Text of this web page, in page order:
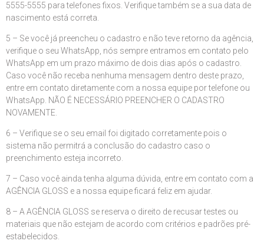
5555-5555 para telefones fixos. Verifique também se a sua data de
nascimento está correta.
5 – Se você já preencheu o cadastro e não teve retorno da agência,
verifique o seu WhatsApp, nós sempre entramos em contato pelo
WhatsApp em um prazo máximo de dois dias após o cadastro.
Caso você não receba nenhuma mensagem dentro deste prazo,
entre em contato diretamente com a nossa equipe por telefone ou
WhatsApp. NÃO É NECESSÁRIO PREENCHER O CADASTRO
NOVAMENTE.
6 – Verifique se o seu email foi digitado corretamente pois o
sistema não permitrá a conclusão do cadastro caso o
preenchimento esteja incorreto.
7 – Caso você ainda tenha alguma dúvida, entre em contato com a
AGÊNCIA GLOSS e a nossa equipe ficará feliz em ajudar.
8 – A AGÊNCIA GLOSS se reserva o direito de recusar testes ou
materiais que não estejam de acordo com critérios e padrões pré-
estabelecidos.